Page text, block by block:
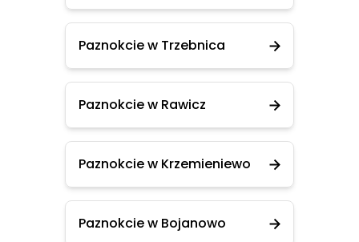
Paznokcie w Trzebnica
Paznokcie w Rawicz
Paznokcie w Krzemieniewo
Paznokcie w Bojanowo